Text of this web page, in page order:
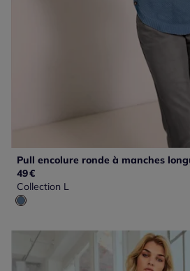
49€
Collection L